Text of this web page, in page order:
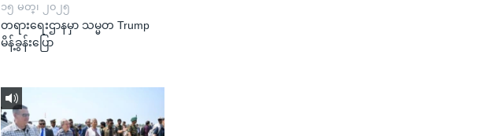
၁၅ မတ္၊ ၂၀၂၅
တရားရေးဌာနမှာ သမ္မတ Trump
မိန့်ခွန်းပြော